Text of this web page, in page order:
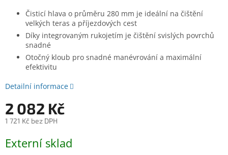
Čisticí hlava o průměru 280 mm je ideální na čištění
velkých teras a příjezdových cest
Díky integrovaným rukojetím je čištění svislých povrchů
snadné
Otočný kloub pro snadné manévrování a maximální
efektivitu
Detailní informace
2 082 Kč
1 721 Kč bez DPH
cena:
Externí sklad